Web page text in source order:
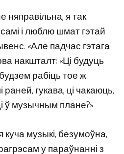
я так
і люблю шмат гэтай
«Але падчас гэтага
накшталт: «Ці будуць
рабіць тое ж
гукава, ці чакаюць,
ў музычным плане?»
куча музыкі, безумоўна,
у параўнанні з